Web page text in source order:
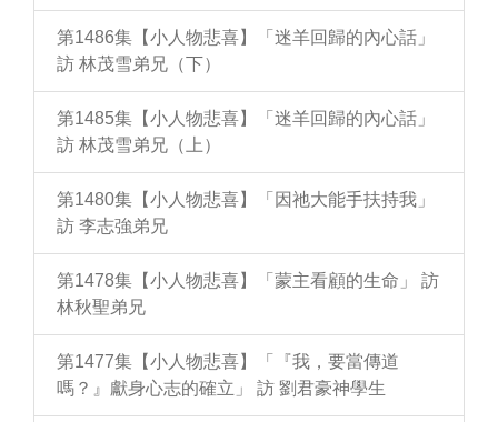
第1486集【小人物悲喜】「迷羊回歸的內心話」
訪 林茂雪弟兄（下）
第1485集【小人物悲喜】「迷羊回歸的內心話」
訪 林茂雪弟兄（上）
第1480集【小人物悲喜】「因祂大能手扶持我」
訪 李志強弟兄
第1478集【小人物悲喜】「蒙主看顧的生命」 訪
林秋聖弟兄
第1477集【小人物悲喜】「『我，要當傳道
嗎？』獻身心志的確立」 訪 劉君豪神學生